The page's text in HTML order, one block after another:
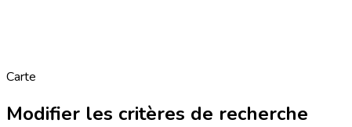
Carte
Modifier les critères de recherche